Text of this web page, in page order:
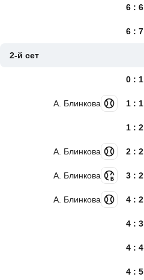
6 : 6
6 : 7
2-й сет
0 : 1
А. Блинкова 1 : 1
1 : 2
А. Блинкова 2 : 2
А. Блинкова 3 : 2
А. Блинкова 4 : 2
4 : 3
4 : 4
4 : 5